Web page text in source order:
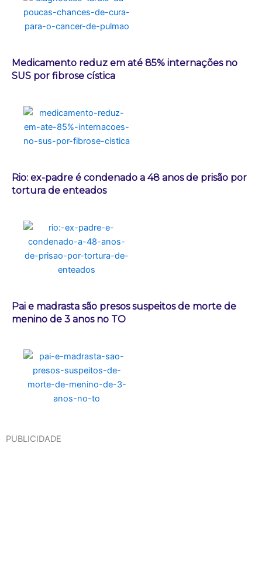
Medicamento reduz em até 85% internações no
SUS por fibrose cística
Rio: ex-padre é condenado a 48 anos de prisão por
tortura de enteados
Pai e madrasta são presos suspeitos de morte de
menino de 3 anos no TO
PUBLICIDADE